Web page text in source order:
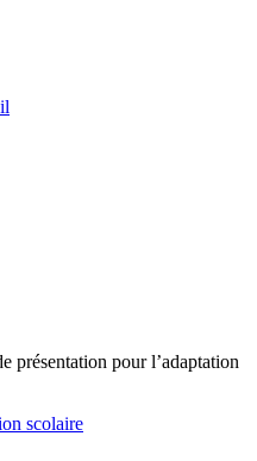
présentation pour l’adaptation
scolaire